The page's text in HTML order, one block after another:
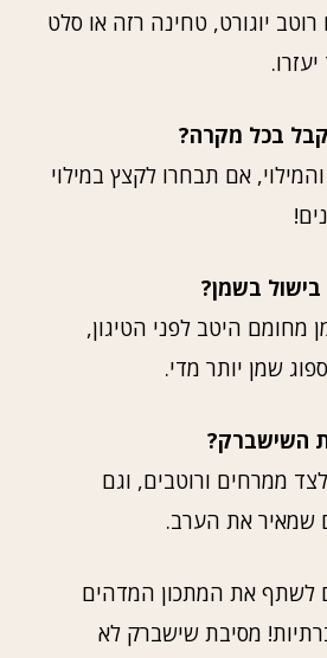
יוגורט, טחינה רזה או סלט
בכל מקרה?
אם תבחרו לקצץ במילוי
בשמן?
מחומם היטב לפני הטיגון,
שמן יותר מדי.
השישברק?
ממרחים ורוטבים, וגם
שמאיר את הערב.
לשתף את המתכון המדהים
מסיבת שישברק לא